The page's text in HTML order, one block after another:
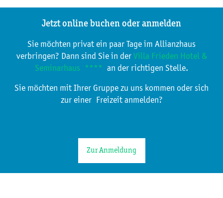
Jetzt online buchen oder anmelden
Sie möchten privat ein paar Tage im Allianzhaus
verbringen? Dann sind Sie in der Villa Frieden Hotel &
Seminarhaus ****
an der richtigen Stelle.
Sie möchten mit Ihrer Gruppe zu uns kommen oder sich
zur einer Freizeit anmelden?
Zur Anmeldung